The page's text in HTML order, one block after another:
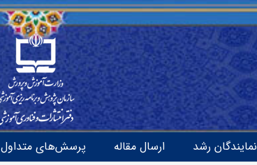
نمایندگان رشد ارسال مقاله پرسش‌های متداول